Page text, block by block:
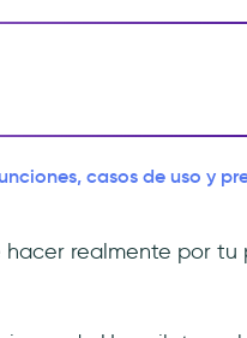
casos de uso y
realmente por tu